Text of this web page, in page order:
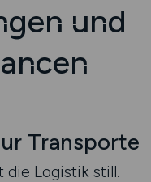
und
Transporte
die Logistik still.